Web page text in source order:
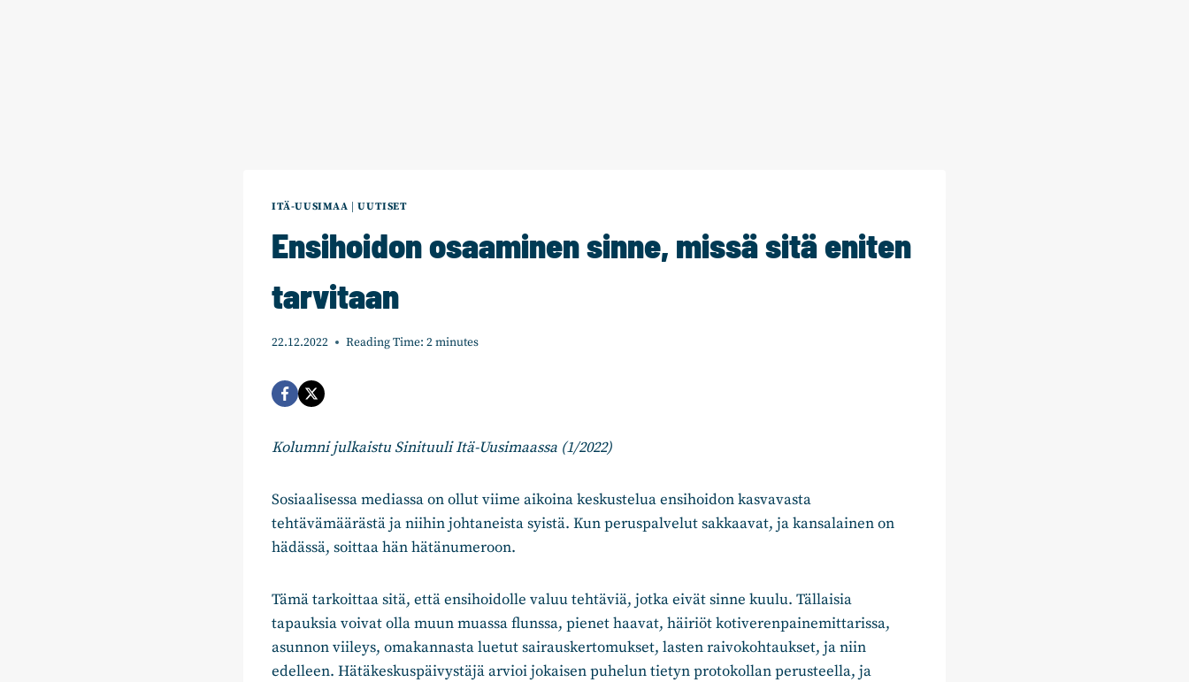
ITÄ-UUSIMAA |UUTISET
Ensihoidon osaaminen sinne, missä sitä eniten
tarvitaan
22.12.2022 Reading Time: 2minutes
Kolumni julkaistu Sinituuli Itä-Uusimaassa (1/2022)
Sosiaalisessa mediassa on ollut viime aikoina keskustelua ensihoidon kasvavasta
tehtävämäärästä ja niihin johtaneista syistä. Kun peruspalvelut sakkaavat, ja kansalainen on
hädässä, soittaa hän hätänumeroon.
Tämä tarkoittaa sitä, että ensihoidolle valuu tehtäviä, jotka eivät sinne kuulu. Tällaisia
tapauksia voivat olla muun muassa flunssa, pienet haavat, häiriöt kotiverenpainemittarissa,
asunnon viileys, omakannasta luetut sairauskertomukset, lasten raivokohtaukset, ja niin
edelleen. Hätäkeskuspäivystäjä arvioi jokaisen puhelun tietyn protokollan perusteella, ja